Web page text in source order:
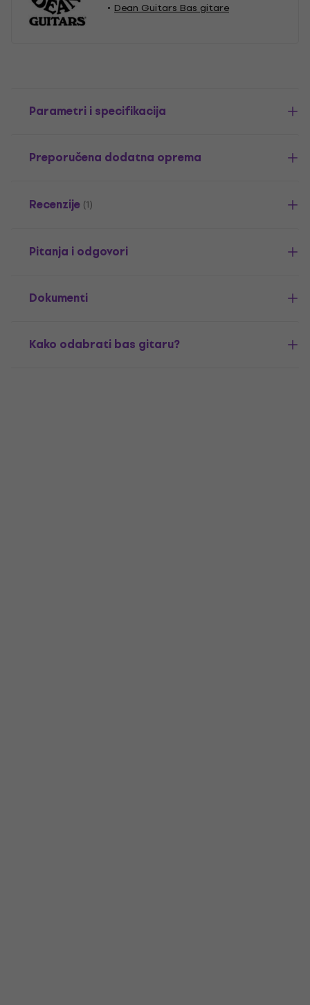
Dean Guitars Bas gitare
Parametri i specifikacija
Preporučena dodatna oprema
Recenzije (1)
Pitanja i odgovori
Dokumenti
Kako odabrati bas gitaru?